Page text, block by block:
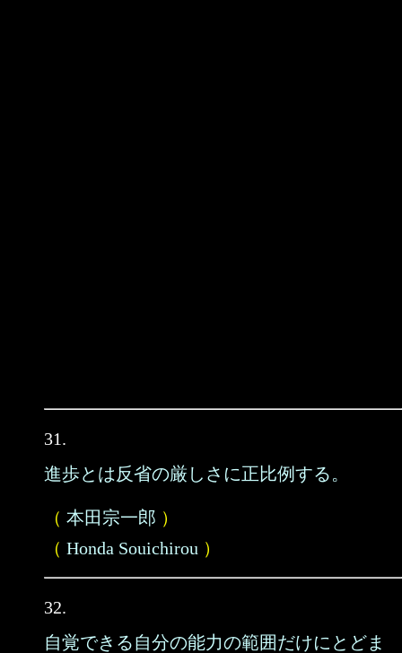
31.
進歩とは反省の厳しさに正比例する。
（ 本田宗一郎 ）
（ Honda Souichirou ）
32.
自覚できる自分の能力の範囲だけにとどま